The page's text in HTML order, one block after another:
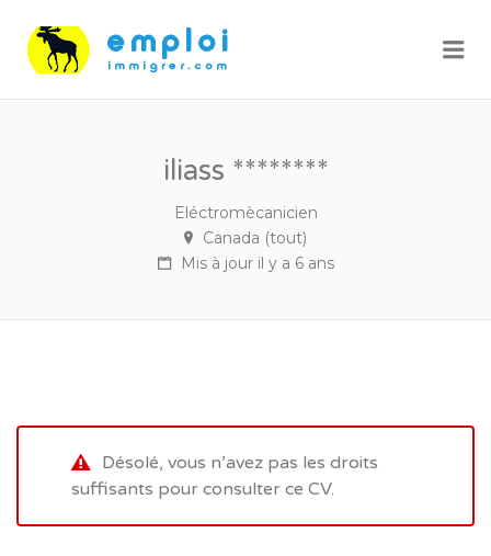
iliass ********
Eléctromècanicien
Canada (tout)
Mis à jour il y a 6 ans
Désolé, vous n’avez pas les droits
suffisants pour consulter ce CV.